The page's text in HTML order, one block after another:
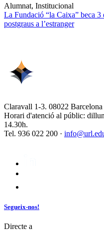
Alumnat, Institucional
La Fundació “la Caixa” beca
postgraus a l’estranger
Claravall 1-3. 08022 Barcelona
Horari d'atenció al públic:
14.30h.
Tel. 936 022 200 ·
Segueix-nos!
Directe a